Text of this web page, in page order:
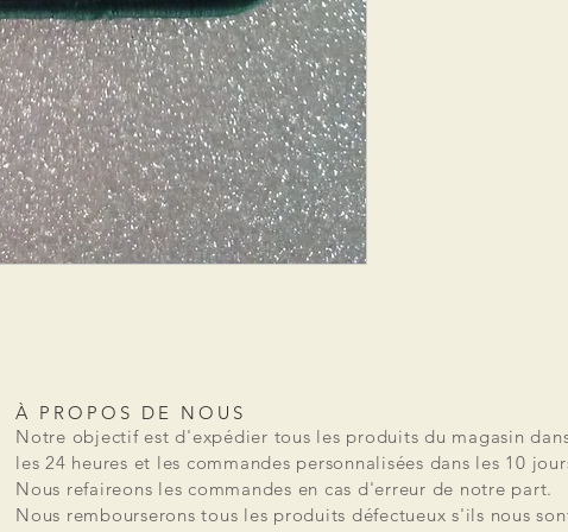
À PROPOS DE NOUS
Notre objectif est d'expédier tous les produits du magasin
les 24 heures et les commandes personnalisées dans les 10
Nous refaireons les commandes en cas d'erreur de notre part.
Nous rembourserons tous les produits défectueux s'ils nous